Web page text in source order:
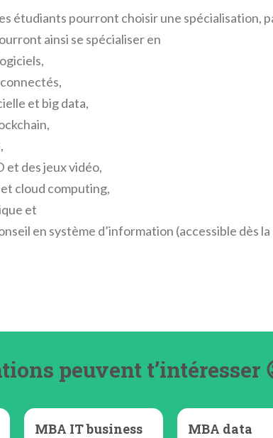
étudiants pourront choisir une spécialisation,
ainsi se spécialiser en
et big data,
et des jeux vidéo,
cloud computing,
et
en système d’information (accessible dès la
peuvent t’intéresser
MBA IT business
MBA data